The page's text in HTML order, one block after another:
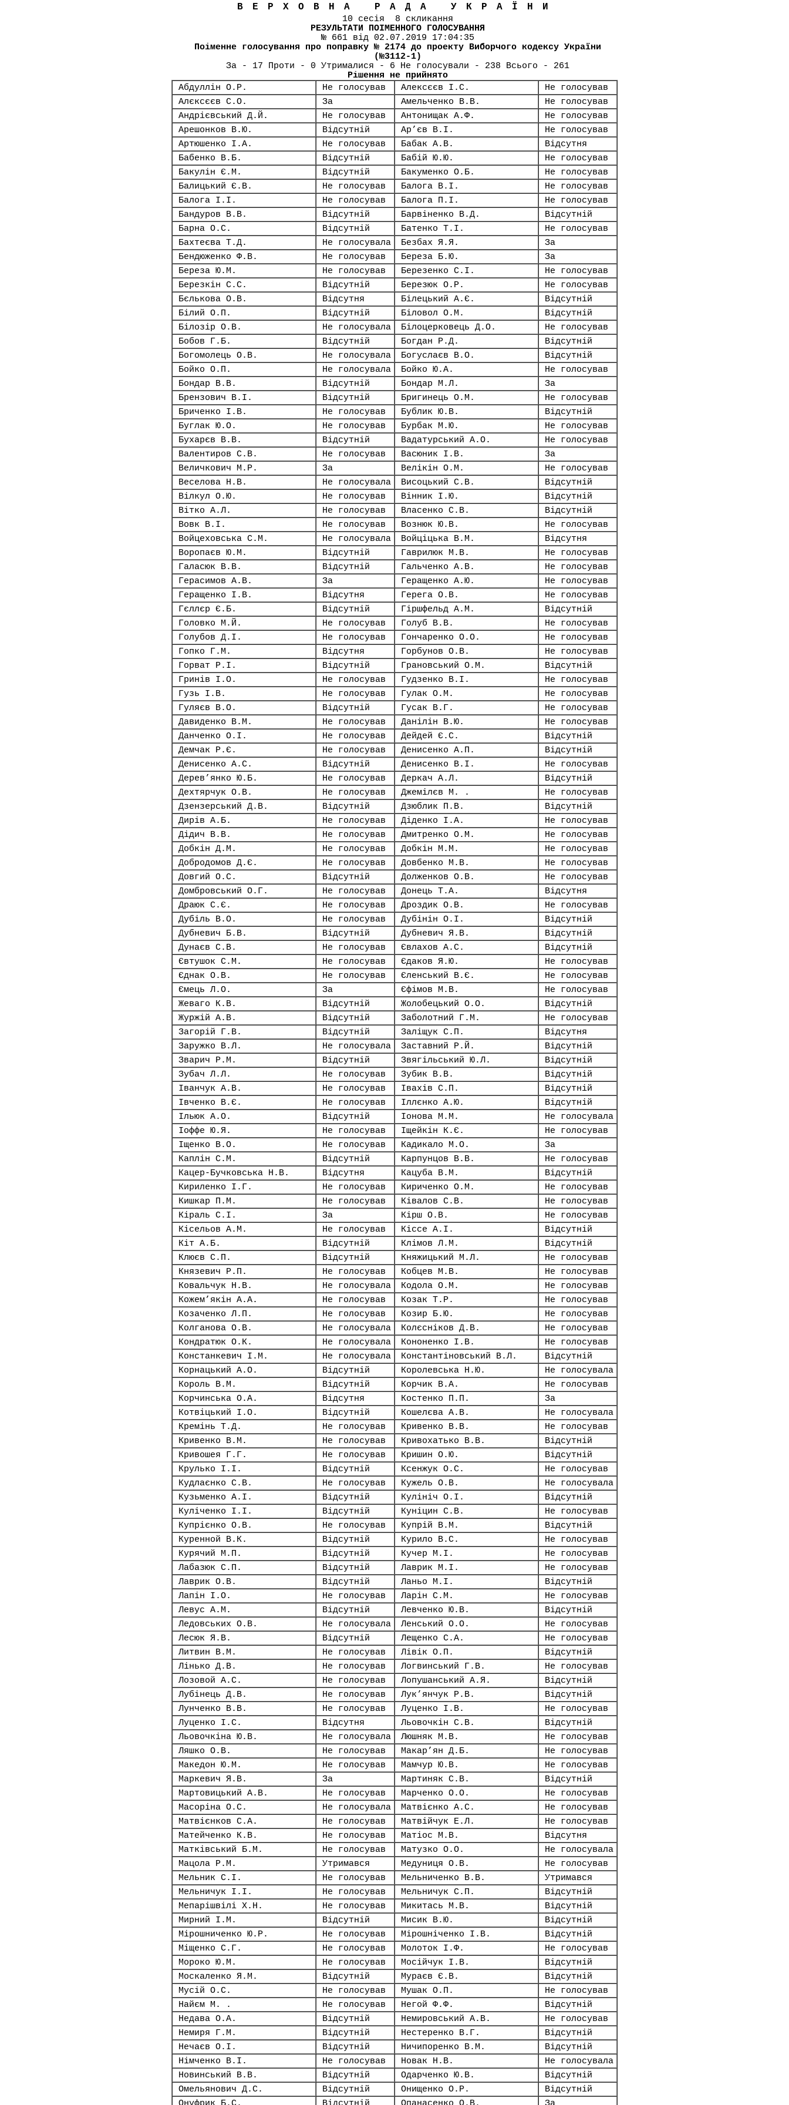
ВЕРХОВНА РАДА УКРАЇНИ
10 сесія 8 скликання
РЕЗУЛЬТАТИ ПОІМЕННОГО ГОЛОСУВАННЯ
№ 661 від 02.07.2019 17:04:35
Поіменне голосування про поправку № 2174 до проекту Виборчого кодексу України
(№3112-1)
За - 17 Проти - 0 Утрималися - 6 Не голосували - 238 Всього - 261
Рішення не прийнято
Абдуллін О.Р.
Не голосував Алексєєв І.С.
Не голосував
Алєксєєв С.О.
За Амельченко В.В.
Не голосував
Андрієвський Д.Й.
Не голосував Антонищак А.Ф.
Не голосував
Арешонков В.Ю.
Відсутній Ар’єв В.І.
Не голосував
Артюшенко І.А.
Не голосував Бабак А.В.
Відсутня
Бабенко В.Б.
Відсутній Бабій Ю.Ю.
Не голосував
Бакулін Є.М.
Відсутній Бакуменко О.Б.
Не голосував
Балицький Є.В.
Не голосував Балога В.І.
Не голосував
Балога І.І.
Не голосував Балога П.І.
Не голосував
Бандуров В.В.
Відсутній Барвіненко В.Д.
Відсутній
Барна О.С.
Відсутній Батенко Т.І.
Не голосував
Бахтеєва Т.Д.
Не голосувала Безбах Я.Я.
За
Бендюженко Ф.В.
Не голосував Береза Б.Ю.
За
Береза Ю.М.
Не голосував Березенко С.І.
Не голосував
Березкін С.С.
Відсутній Березюк О.Р.
Не голосував
Бєлькова О.В.
Відсутня Білецький А.Є.
Відсутній
Білий О.П.
Відсутній Біловол О.М.
Відсутній
Білозір О.В.
Не голосувала Білоцерковець Д.О.
Не голосував
Бобов Г.Б.
Відсутній Богдан Р.Д.
Відсутній
Богомолець О.В.
Не голосувала Богуслаєв В.О.
Відсутній
Бойко О.П.
Не голосувала Бойко Ю.А.
Не голосував
Бондар В.В.
Відсутній Бондар М.Л.
За
Брензович В.І.
Відсутній Бригинець О.М.
Не голосував
Бриченко І.В.
Не голосував Бублик Ю.В.
Відсутній
Буглак Ю.О.
Не голосував Бурбак М.Ю.
Не голосував
Бухарєв В.В.
Відсутній Вадатурський А.О.
Не голосував
Валентиров С.В.
Не голосував Васюник І.В.
За
Величкович М.Р.
За Велікін О.М.
Не голосував
Веселова Н.В.
Не голосувала Висоцький С.В.
Відсутній
Вілкул О.Ю.
Не голосував Вінник І.Ю.
Відсутній
Вітко А.Л.
Не голосував Власенко С.В.
Відсутній
Вовк В.І.
Не голосував Вознюк Ю.В.
Не голосував
Войцеховська С.М.
Не голосувала Войціцька В.М.
Відсутня
Воропаєв Ю.М.
Відсутній Гаврилюк М.В.
Не голосував
Галасюк В.В.
Відсутній Гальченко А.В.
Не голосував
Герасимов А.В.
За Геращенко А.Ю.
Не голосував
Геращенко І.В.
Відсутня Герега О.В.
Не голосував
Гєллєр Є.Б.
Відсутній Гіршфельд А.М.
Відсутній
Головко М.Й.
Не голосував Голуб В.В.
Не голосував
Голубов Д.І.
Не голосував Гончаренко О.О.
Не голосував
Гопко Г.М.
Відсутня Горбунов О.В.
Не голосував
Горват Р.І.
Відсутній Грановський О.М.
Відсутній
Гринів І.О.
Не голосував Гудзенко В.І.
Не голосував
Гузь І.В.
Не голосував Гулак О.М.
Не голосував
Гуляєв В.О.
Відсутній Гусак В.Г.
Не голосував
Давиденко В.М.
Не голосував Данілін В.Ю.
Не голосував
Данченко О.І.
Не голосував Дейдей Є.С.
Відсутній
Демчак Р.Є.
Не голосував Денисенко А.П.
Відсутній
Денисенко А.С.
Відсутній Денисенко В.І.
Не голосував
Дерев’янко Ю.Б.
Не голосував Деркач А.Л.
Відсутній
Дехтярчук О.В.
Не голосував Джемілєв М. .
Не голосував
Дзензерський Д.В.
Відсутній Дзюблик П.В.
Відсутній
Дирів А.Б.
Не голосував Діденко І.А.
Не голосував
Дідич В.В.
Не голосував Дмитренко О.М.
Не голосував
Добкін Д.М.
Не голосував Добкін М.М.
Не голосував
Добродомов Д.Є.
Не голосував Довбенко М.В.
Не голосував
Довгий О.С.
Відсутній Долженков О.В.
Не голосував
Домбровський О.Г.
Не голосував Донець Т.А.
Відсутня
Драюк С.Є.
Не голосував Дроздик О.В.
Не голосував
Дубіль В.О.
Не голосував Дубінін О.І.
Відсутній
Дубневич Б.В.
Відсутній Дубневич Я.В.
Відсутній
Дунаєв С.В.
Не голосував Євлахов А.С.
Відсутній
Євтушок С.М.
Не голосував Єдаков Я.Ю.
Не голосував
Єднак О.В.
Не голосував Єленський В.Є.
Не голосував
Ємець Л.О.
За Єфімов М.В.
Не голосував
Жеваго К.В.
Відсутній Жолобецький О.О.
Відсутній
Журжій А.В.
Відсутній Заболотний Г.М.
Не голосував
Загорій Г.В.
Відсутній Заліщук С.П.
Відсутня
Заружко В.Л.
Не голосувала Заставний Р.Й.
Відсутній
Зварич Р.М.
Відсутній Звягільський Ю.Л.
Відсутній
Зубач Л.Л.
Не голосував Зубик В.В.
Відсутній
Іванчук А.В.
Не голосував Івахів С.П.
Відсутній
Івченко В.Є.
Не голосував Іллєнко А.Ю.
Відсутній
Ільюк А.О.
Відсутній Іонова М.М.
Не голосувала
Іоффе Ю.Я.
Не голосував Іщейкін К.Є.
Не голосував
Іщенко В.О.
Не голосував Кадикало М.О.
За
Каплін С.М.
Відсутній Карпунцов В.В.
Не голосував
Кацер-Бучковська Н.В.
Відсутня Кацуба В.М.
Відсутній
Кириленко І.Г.
Не голосував Кириченко О.М.
Не голосував
Кишкар П.М.
Не голосував Ківалов С.В.
Не голосував
Кіраль С.І.
За Кірш О.В.
Не голосував
Кісельов А.М.
Не голосував Кіссе А.І.
Відсутній
Кіт А.Б.
Відсутній Клімов Л.М.
Відсутній
Клюєв С.П.
Відсутній Княжицький М.Л.
Не голосував
Князевич Р.П.
Не голосував Кобцев М.В.
Не голосував
Ковальчук Н.В.
Не голосувала Кодола О.М.
Не голосував
Кожем’якін А.А.
Не голосував Козак Т.Р.
Не голосував
Козаченко Л.П.
Не голосував Козир Б.Ю.
Не голосував
Колганова О.В.
Не голосувала Колєсніков Д.В.
Не голосував
Кондратюк О.К.
Не голосувала Кононенко І.В.
Не голосував
Констанкевич І.М.
Не голосувала Константіновський В.Л.
Відсутній
Корнацький А.О.
Відсутній Королевська Н.Ю.
Не голосувала
Король В.М.
Відсутній Корчик В.А.
Не голосував
Корчинська О.А.
Відсутня Костенко П.П.
За
Котвіцький І.О.
Відсутній Кошелєва А.В.
Не голосувала
Кремінь Т.Д.
Не голосував Кривенко В.В.
Не голосував
Кривенко В.М.
Не голосував Кривохатько В.В.
Відсутній
Кривошея Г.Г.
Не голосував Кришин О.Ю.
Відсутній
Крулько І.І.
Відсутній Ксенжук О.С.
Не голосував
Кудлаєнко С.В.
Не голосував Кужель О.В.
Не голосувала
Кузьменко А.І.
Відсутній Кулініч О.І.
Відсутній
Куліченко І.І.
Відсутній Куніцин С.В.
Не голосував
Купрієнко О.В.
Не голосував Купрій В.М.
Відсутній
Куренной В.К.
Відсутній Курило В.С.
Не голосував
Курячий М.П.
Відсутній Кучер М.І.
Не голосував
Лабазюк С.П.
Відсутній Лаврик М.І.
Не голосував
Лаврик О.В.
Відсутній Ланьо М.І.
Відсутній
Лапін І.О.
Не голосував Ларін С.М.
Не голосував
Левус А.М.
Відсутній Левченко Ю.В.
Відсутній
Ледовських О.В.
Не голосувала Ленський О.О.
Не голосував
Лесюк Я.В.
Відсутній Лещенко С.А.
Не голосував
Литвин В.М.
Не голосував Лівік О.П.
Відсутній
Лінько Д.В.
Не голосував Логвинський Г.В.
Не голосував
Лозовой А.С.
Не голосував Лопушанський А.Я.
Відсутній
Лубінець Д.В.
Не голосував Лук’янчук Р.В.
Відсутній
Лунченко В.В.
Не голосував Луценко І.В.
Не голосував
Луценко І.С.
Відсутня Льовочкін С.В.
Відсутній
Льовочкіна Ю.В.
Не голосувала Люшняк М.В.
Не голосував
Ляшко О.В.
Не голосував Макар’ян Д.Б.
Не голосував
Македон Ю.М.
Не голосував Мамчур Ю.В.
Не голосував
Маркевич Я.В.
За Мартиняк С.В.
Відсутній
Мартовицький А.В.
Не голосував Марченко О.О.
Не голосував
Масоріна О.С.
Не голосувала Матвієнко А.С.
Не голосував
Матвієнков С.А.
Не голосував Матвійчук Е.Л.
Не голосував
Матейченко К.В.
Не голосував Матіос М.В.
Відсутня
Матківський Б.М.
Не голосував Матузко О.О.
Не голосувала
Мацола Р.М.
Утримався Медуниця О.В.
Не голосував
Мельник С.І.
Не голосував Мельниченко В.В.
Утримався
Мельничук І.І.
Не голосував Мельничук С.П.
Відсутній
Мепарішвілі Х.Н.
Не голосував Микитась М.В.
Відсутній
Мирний І.М.
Відсутній Мисик В.Ю.
Відсутній
Мірошниченко Ю.Р.
Не голосував Мірошніченко І.В.
Відсутній
Міщенко С.Г.
Не голосував Молоток І.Ф.
Не голосував
Мороко Ю.М.
Не голосував Мосійчук І.В.
Відсутній
Москаленко Я.М.
Відсутній Мураєв Є.В.
Відсутній
Мусій О.С.
Не голосував Мушак О.П.
Не голосував
Найєм М. .
Не голосував Негой Ф.Ф.
Відсутній
Недава О.А.
Відсутній Немировський А.В.
Не голосував
Немиря Г.М.
Відсутній Нестеренко В.Г.
Відсутній
Нечаєв О.І.
Відсутній Ничипоренко В.М.
Відсутній
Німченко В.І.
Не голосував Новак Н.В.
Не голосувала
Новинський В.В.
Відсутній Одарченко Ю.В.
Відсутній
Омельянович Д.С.
Відсутній Онищенко О.Р.
Відсутній